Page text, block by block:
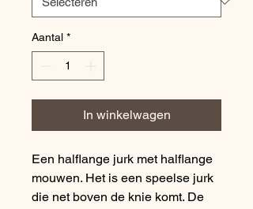
Aantal *
In winkelwagen
Een halflange jurk met halflange
mouwen. Het is een speelse jurk
die net boven de knie komt. De